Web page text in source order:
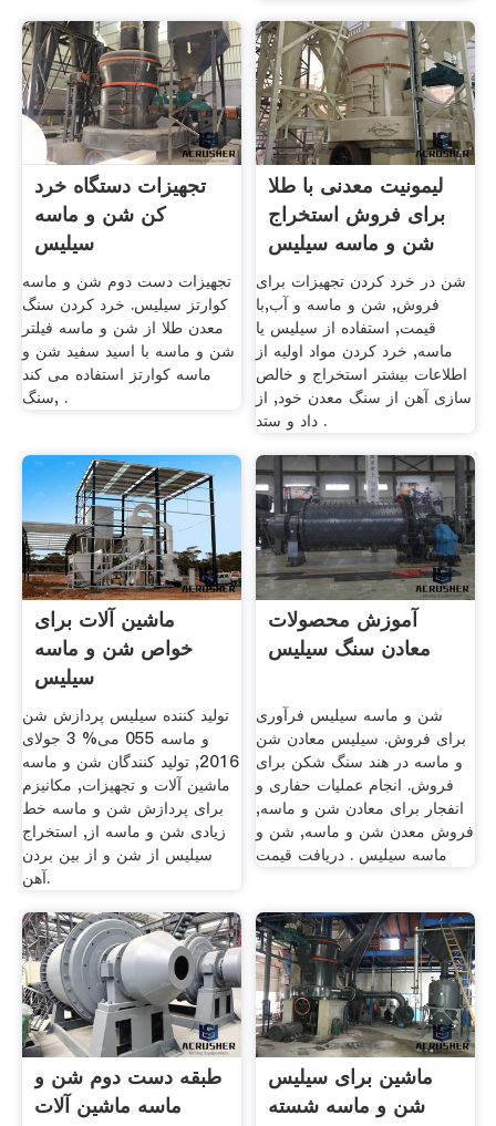
تجهیزات دستگاه خرد
کن شن و ماسه
سیلیس
تجهیزات دست دوم شن و ماسه
کوارتز سیلیس. خرد کردن سنگ
معدن طلا از شن و ماسه فیلتر
شن و ماسه با اسید سفید شن و
ماسه کوارتز استفاده می کند
سنگ, .
لیمونیت معدنی با طلا
برای فروش استخراج
شن و ماسه سیلیس
شن در خرد کردن تجهیزات برای
فروش, شن و ماسه و آب,با
قیمت, استفاده از سیلیس یا
ماسه, خرد کردن مواد اولیه از
اطلاعات بیشتر استخراج و خالص
سازی آهن از سنگ معدن خود, از
داد و ستد .
ماشین آلات برای
خواص شن و ماسه
سیلیس
تولید کننده سیلیس پردازش شن
و ماسه 055 می% 3 جولای
2016, تولید کنندگان شن و ماسه
ماشین آلات و تجهیزات, مکانیزم
برای پردازش شن و ماسه خط
زیادی شن و ماسه از, استخراج
سیلیس از شن و از بین بردن
آهن.
آموزش محصولات
معادن سنگ سیلیس
شن و ماسه سیلیس فرآوری
برای فروش. سیلیس معادن شن
و ماسه در هند سنگ شکن برای
فروش. انجام عملیات حفاری و
انفجار برای معادن شن و ماسه,
فروش معدن شن و ماسه, شن و
ماسه سیلیس . دریافت قیمت
طبقه دست دوم شن و
ماسه ماشین آلات
ماشین برای سیلیس
شن و ماسه شسته